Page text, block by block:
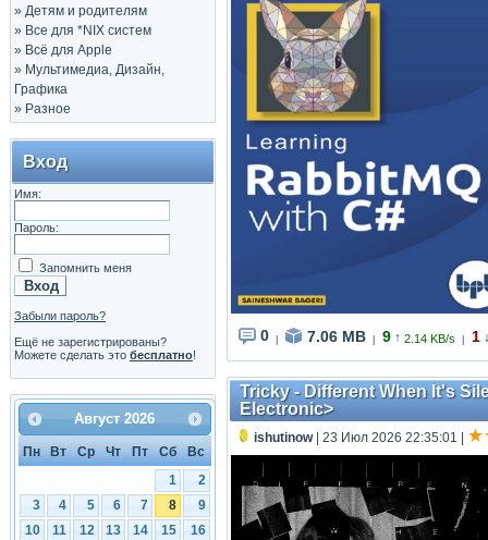
» Детям и родителям
» Все для *NIX систем
» Всё для Apple
» Мультимедиа, Дизайн,
Графика
» Разное
Вход
Имя:
Пароль:
Запомнить меня
Забыли пароль?
Ещё не зарегистрированы?
Можете сделать это бесплатно!
Август 2026
Пн Вт Ср Чт Пт Сб
Вс
1
2
3
4 5 6 7 8
9
10
11 12 13 14 15
16
0 7.06 MB 9 ↑ 2.14 KB/s 1
Tricky - Different When It's
Electronic>
ishutinow| 23 Июл 2026 22:35:01